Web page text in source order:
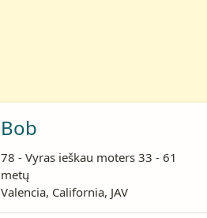
Bob
78 - Vyras ieškau moters 33 - 61
metų
Valencia, California, JAV